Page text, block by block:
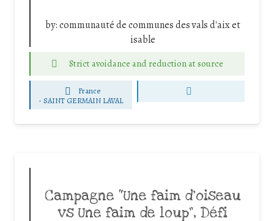
by:communauté de communes des vals d'aix et
isable
Strict avoidance and reduction at source
France
-SAINT GERMAIN LAVAL
Campagne “Une faim d’oiseau
vs Une faim de loup”, Défi